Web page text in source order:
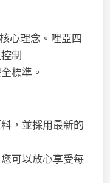
心理念。哩亞四
制
標準。
，並採用最新的
可以放心享受每